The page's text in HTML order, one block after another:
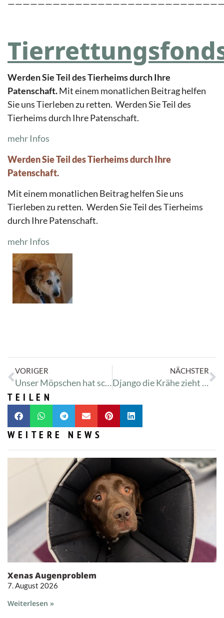
Werden Sie Teil des Tierheims durch Ihre
Patenschaft.Mit einem monatlichen Beitrag helfen
Sie uns Tierleben zu retten. Werden Sie Teil des
Tierheims durch Ihre Patenschaft.
mehr Infos
Werden Sie Teil des Tierheims durch Ihre
Patenschaft.
Mit einem monatlichen Beitrag helfen Sie uns
Tierleben zu retten. Werden Sie Teil des Tierheims
durch Ihre Patenschaft.
mehr Infos
VORIGER
Unser Möpschen hat schwere Hüftprobleme
NÄCHSTER
Django die Krähe zieht ein
TEILEN
WEITERE NEWS
Xenas Augenproblem
7. August 2026
Weiterlesen »